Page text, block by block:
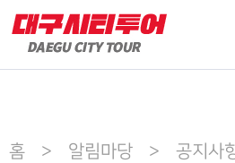
홈 > 알림마당 > 공지사